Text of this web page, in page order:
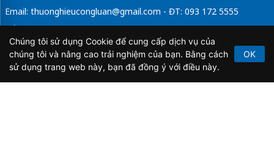
Email: thuonghieucongluan@gmail.com - ĐT: 093 172 5555
Tổng Biên Tập: Vũ Đức Thuận
Giấy phép hoạt động báo chí điện tử số 64/GP-BTTTT do Bộ
Thông tin và Truyền thông cấp ngày 21/2/2020.
Chúng tôi sử dụng Cookie để cung cấp dịch vụ của
chúng tôi và nâng cao trải nghiệm của bạn. Bằng cách
sử dụng trang web này, bạn đã đồng ý với điều này.
OK